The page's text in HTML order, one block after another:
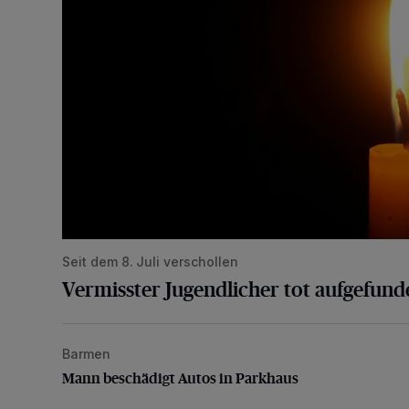
Seit dem 8. Juli verschollen
Vermisster Jugendlicher tot
Mann beschädigt Autos in Parkhaus
Barmen
Mann beschädigt Autos in Parkhaus